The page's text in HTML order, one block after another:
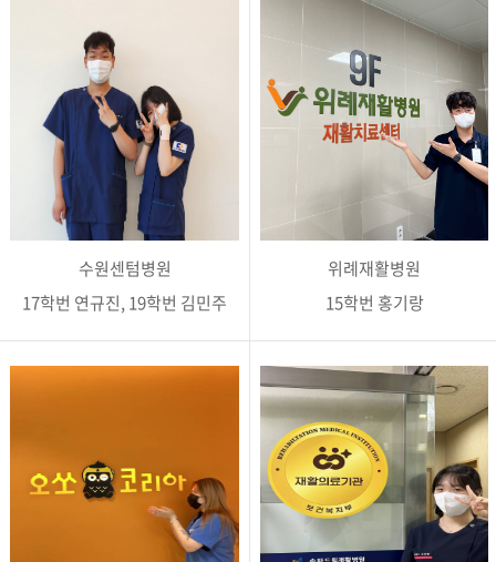
수원센텀병원
17학번 연규진, 19학번 김민주
위례재활병원
15학번 홍기랑